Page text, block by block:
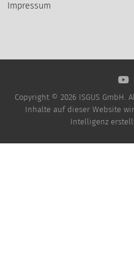
Impressum
Copyright © 2026 ISGUS GmbH.
Inhalte auf dieser Website
Intelligenz